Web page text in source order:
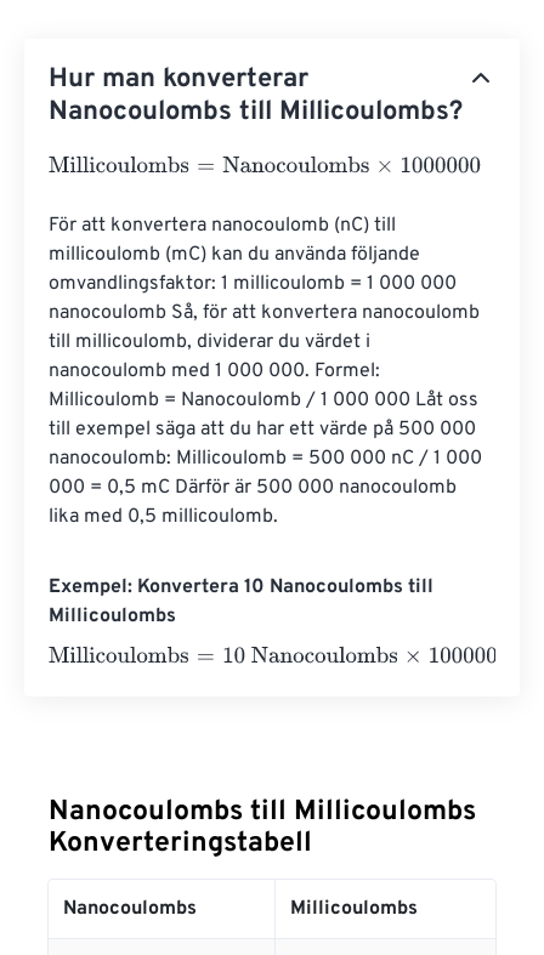
Hur man konverterar
Nanocoulombs till Millicoulombs?
Millicoulombs=Nanocoulombs×1000000
För att konvertera nanocoulomb (nC) till
millicoulomb (mC) kan du använda följande
omvandlingsfaktor: 1 millicoulomb = 1 000 000
nanocoulomb Så, för att konvertera nanocoulomb
till millicoulomb, dividerar du värdet i
nanocoulomb med 1 000 000. Formel:
Millicoulomb = Nanocoulomb / 1 000 000 Låt oss
till exempel säga att du har ett värde på 500 000
nanocoulomb: Millicoulomb = 500 000 nC / 1 000
000 = 0,5 mC Därför är 500 000 nanocoulomb
lika med 0,5 millicoulomb.
Exempel: Konvertera 10 Nanocoulombs till
Millicoulombs
Millicoulombs=10 Nanocoulombs×1000000 =10000000
Nanocoulombs till Millicoulombs
Konverteringstabell
Nanocoulombs Millicoulombs